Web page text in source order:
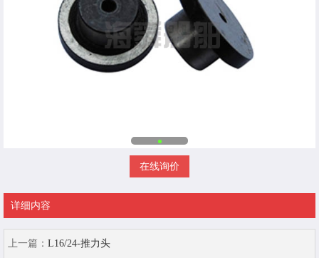
在线询价
详细内容
上一篇： L16/24-推力头